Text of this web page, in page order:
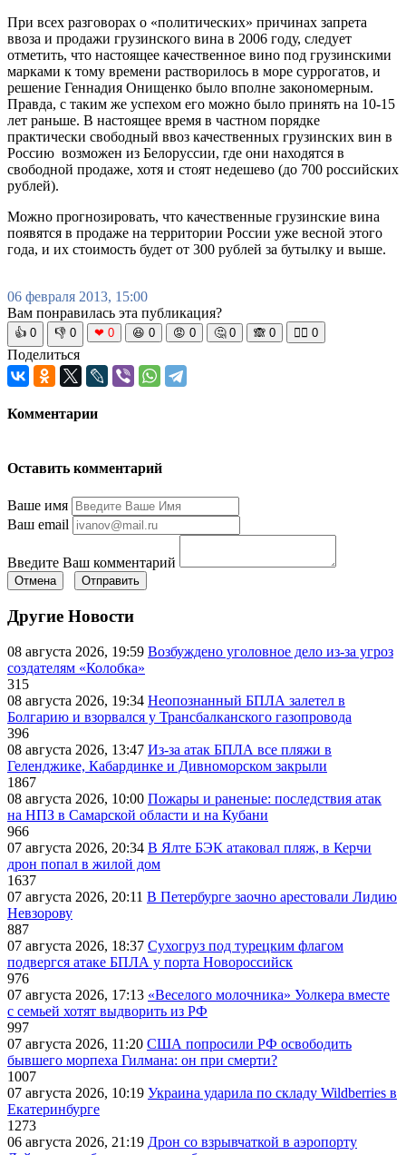
При всех разговорах о «политических» причинах запрета
ввоза и продажи грузинского вина в 2006 году, следует
отметить, что настоящее качественное вино под грузинскими
марками к тому времени растворилось в море суррогатов, и
решение Геннадия Онищенко было вполне закономерным.
Правда, с таким же успехом его можно было принять на 10-15
лет раньше. В настоящее время в частном порядке
практически свободный ввоз качественных грузинских вин в
Россию возможен из Белоруссии, где они находятся в
свободной продаже, хотя и стоят недешево (до 700 российских
рублей).
Можно прогнозировать, что качественные грузинские вина
появятся в продаже на территории России уже весной этого
года, и их стоимость будет от 300 рублей за бутылку и выше.
06 февраля 2013, 15:00
Вам понравилась эта публикация?
👍 0 👎 0 ❤ 0 😆 0 😡 0 🤔 0 🙈 0 🧘‍♀️ 0
Поделиться
Комментарии
Оставить комментарий
Ваше имя
Ваш email
Введите Ваш комментарий
Отмена Отправить
Другие Новости
08 августа 2026, 19:59 Возбуждено уголовное дело из-за угроз
создателям «Колобка»
315
08 августа 2026, 19:34 Неопознанный БПЛА залетел в
Болгарию и взорвался у Трансбалканского газопровода
396
08 августа 2026, 13:47 Из-за атак БПЛА все пляжи в
Геленджике, Кабардинке и Дивноморском закрыли
1867
08 августа 2026, 10:00 Пожары и раненые: последствия атак
на НПЗ в Самарской области и на Кубани
966
07 августа 2026, 20:34 В Ялте БЭК атаковал пляж, в Керчи
дрон попал в жилой дом
1637
07 августа 2026, 20:11 В Петербурге заочно арестовали Лидию
Невзорову
887
07 августа 2026, 18:37 Сухогруз под турецким флагом
подвергся атаке БПЛА у порта Новороссийск
976
07 августа 2026, 17:13 «Веселого молочника» Уолкера вместе
с семьей хотят выдворить из РФ
997
07 августа 2026, 11:20 США попросили РФ освободить
бывшего морпеха Гилмана: он при смерти?
1007
07 августа 2026, 10:19 Украина ударила по складу Wildberries в
Екатеринбурге
1273
06 августа 2026, 21:19 Дрон со взрывчаткой в аэропорту